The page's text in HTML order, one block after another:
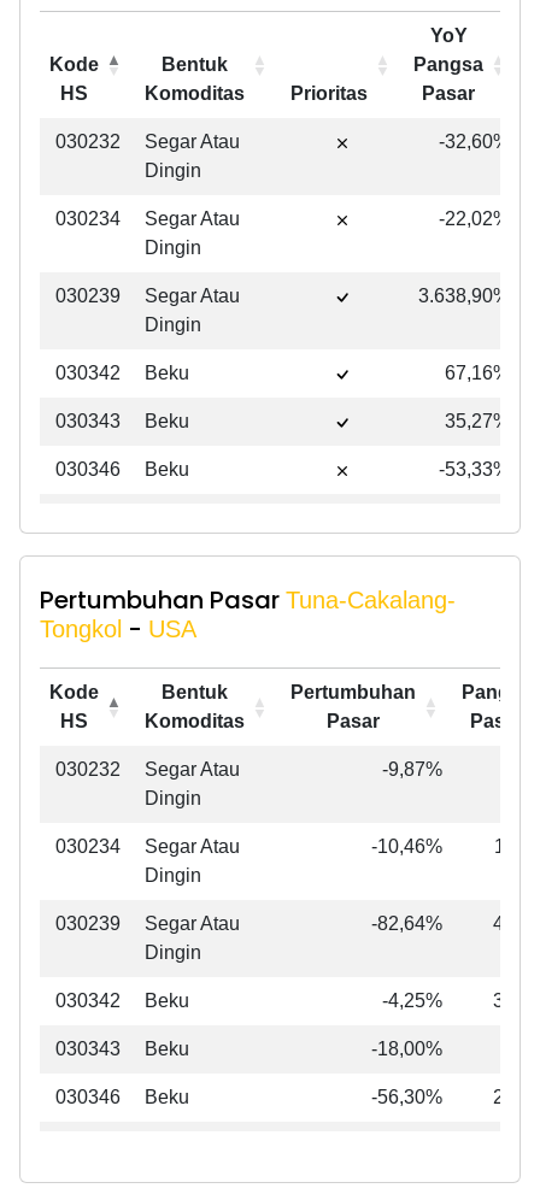
Kode
HS
Bentuk
Komoditas
Prioritas
YoY
Pangsa
Pasar
Kode
Bentuk
Komoditas
YoY
030232
Segar Atau
Dingin
-32,60%
030234
Segar Atau
Dingin
-22,02%
030239
Segar Atau
Dingin
3.638,90%
030342 Beku 67,16%
030343 Beku 35,27%
030346 Beku -53,33%
Daging
Lainnya
160414
Diolah Atau
Diawetkan
6,20%
Pertumbuhan Pasar Tuna-Cakalang-
Tongkol - USA
Kode
HS
Bentuk
Komoditas
Pertumbuhan
Pasar
Pangsa
Pasar
Kode
Bentuk
Komoditas
Pertumbuhan
030232
Segar Atau
Dingin
-9,87%
030234
Segar Atau
Dingin
-10,46%
030239
Segar Atau
Dingin
-82,64%
030342 Beku -4,25%
030343 Beku -18,00%
030346 Beku -56,30%